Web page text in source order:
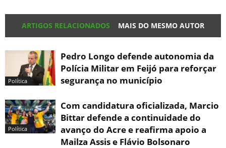
ARTIGOS RELACIONADOS MAIS DO MESMO AUTOR
Política
Pedro Longo defende autonomia da
Polícia Militar em Feijó para reforçar
segurança no município
Política
Com candidatura oficializada, Marcio
Bittar defende a continuidade do
avanço do Acre e reafirma apoio a
Mailza Assis e Flávio Bolsonaro